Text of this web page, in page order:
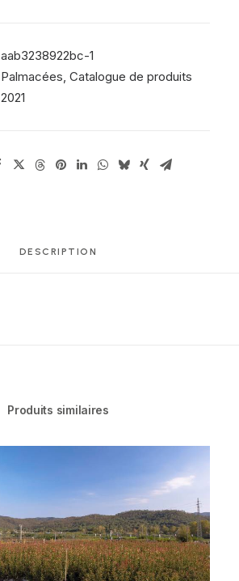
aab3238922bc-1
Palmacées, Catalogue de produits
2021
DESCRIPTION
Produits similaires